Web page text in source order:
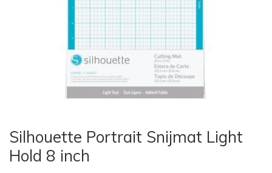
Silhouette Portrait Snijmat Light
Hold 8 inch